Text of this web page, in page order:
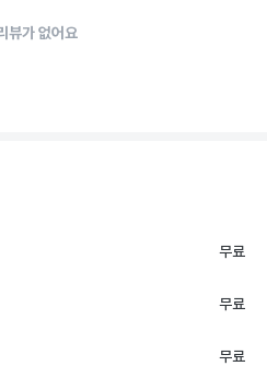
뷰가 없어요
무료
무료
무료